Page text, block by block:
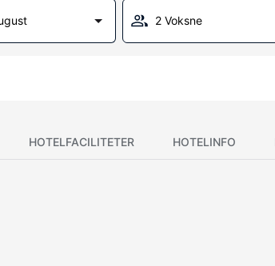
2 Voksne
HOTELFACILITETER HOTELINFO